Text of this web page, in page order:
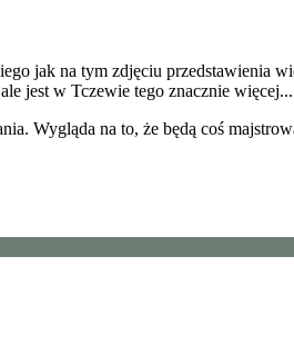
jak na tym zdjęciu przedstawienia
jest w Tczewie tego znacznie więcej...
Wygląda na to, że będą coś